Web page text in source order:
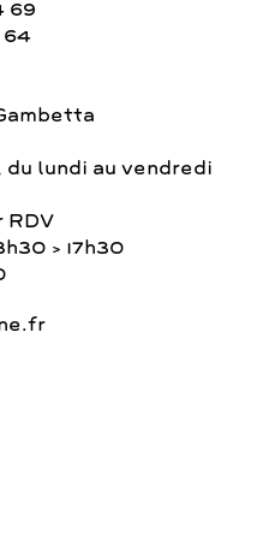
69
64
lundi au vendredi
RDV
> 17h30